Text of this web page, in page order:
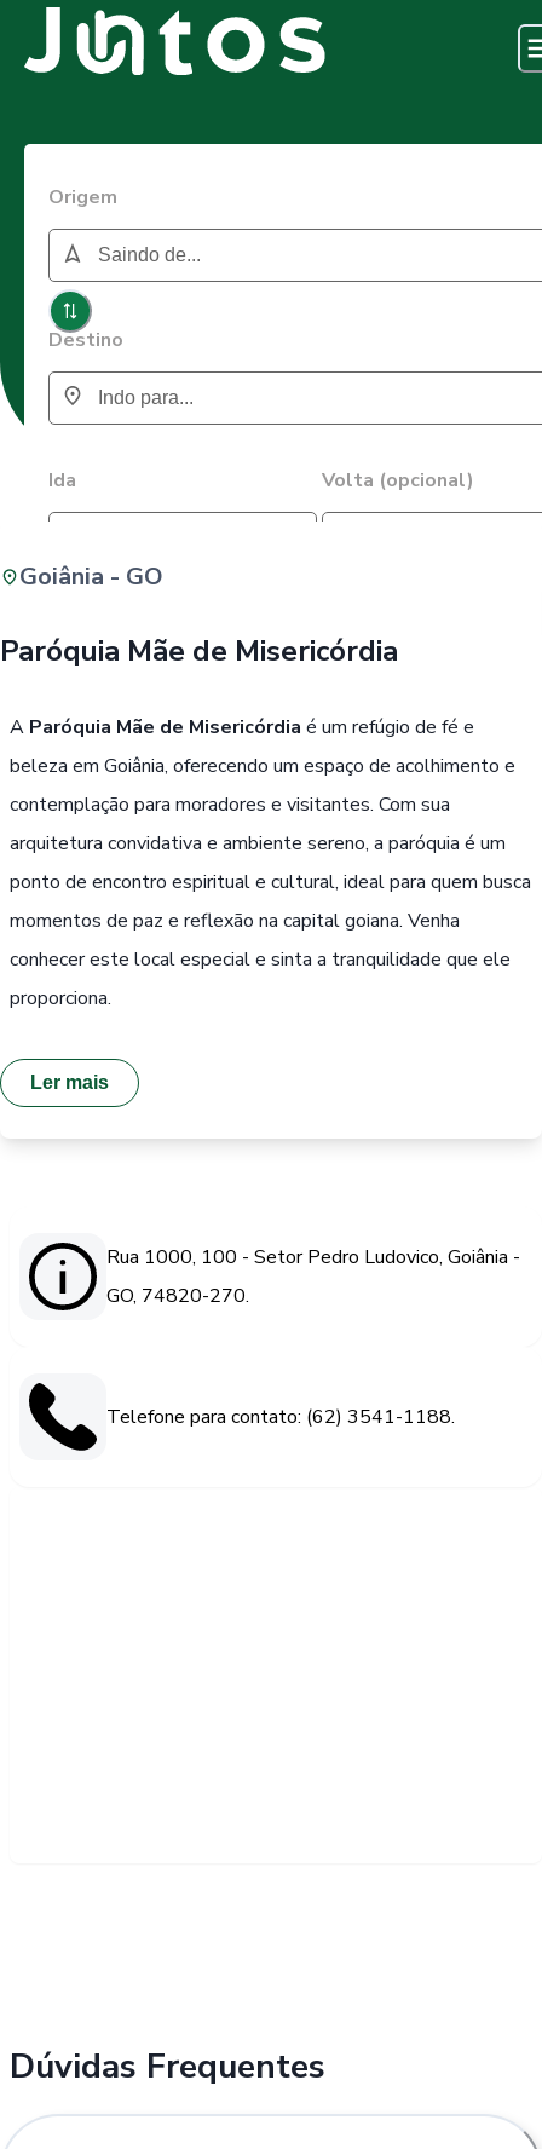
Origem
Destino
Ida Volta (opcional)
Goiânia - GO
Paróquia Mãe de Misericórdia
A Paróquia Mãe de Misericórdia é um refúgio de fé e
beleza em Goiânia, oferecendo um espaço de acolhimento e
contemplação para moradores e visitantes. Com sua
arquitetura convidativa e ambiente sereno, a paróquia é um
ponto de encontro espiritual e cultural, ideal para quem busca
momentos de paz e reflexão na capital goiana. Venha
conhecer este local especial e sinta a tranquilidade que ele
proporciona.
Ler mais
Rua 1000, 100 - Setor Pedro Ludovico, Goiânia -
GO, 74820-270.
Telefone para contato: (62) 3541-1188.
Dúvidas Frequentes